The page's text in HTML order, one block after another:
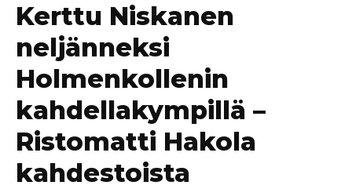
Kerttu Niskanen
neljänneksi
Holmenkollenin
kahdellakympillä –
Ristomatti Hakola
kahdestoista